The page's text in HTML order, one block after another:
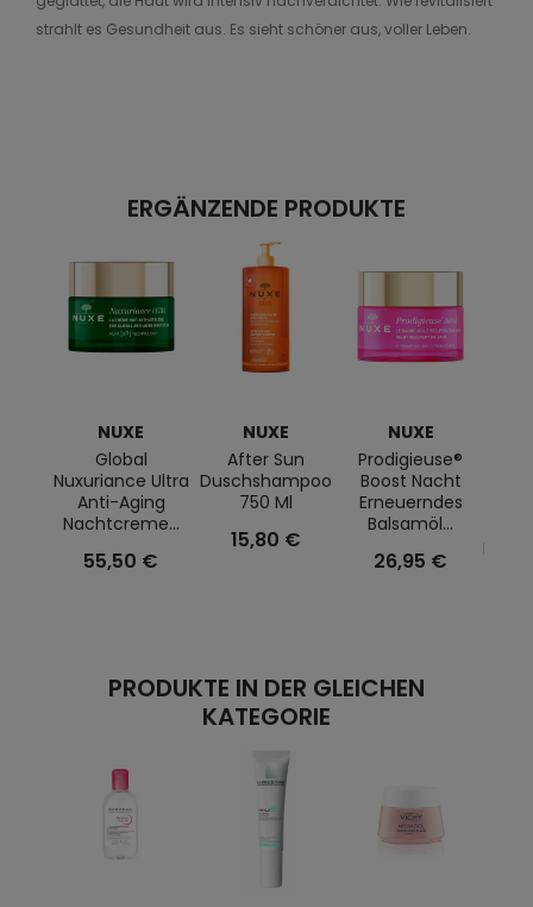
strahlt es Gesundheit aus. Es sieht schöner aus, voller Leben.
ERGÄNZENDE PRODUKTE
NUXE
Global
Nuxuriance Ultra
Anti-Aging
Nachtcreme...
55,50 €
NUXE
After Sun
Duschshampoo
750 Ml
15,80 €
NUXE
Prodigieuse®
Boost Nacht
Erneuerndes
Balsamöl...
26,95 €
PRODUKTE IN DER GLEICHEN
KATEGORIE